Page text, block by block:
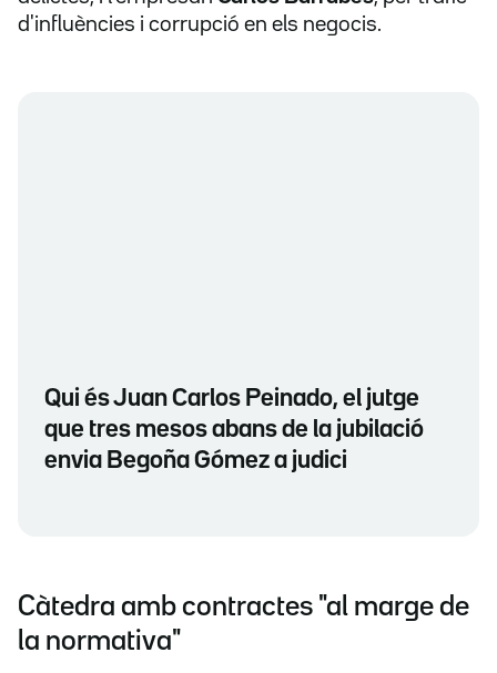
d'influències i corrupció en els negocis.
Qui és Juan Carlos Peinado, el jutge
que tres mesos abans de la jubilació
envia Begoña Gómez a judici
Càtedra amb contractes "al marge de
la normativa"